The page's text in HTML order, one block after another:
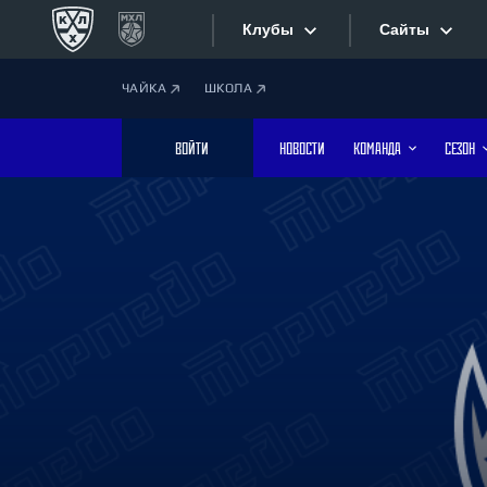
Клубы
Дивизион Боброва
Лада
Сайты
Фотобанк
ЧАЙКА ШКОЛА
ВОЙТИ НОВОСТИ КОМАНДА СЕЗОН